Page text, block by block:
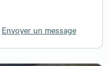
Envoyer un message